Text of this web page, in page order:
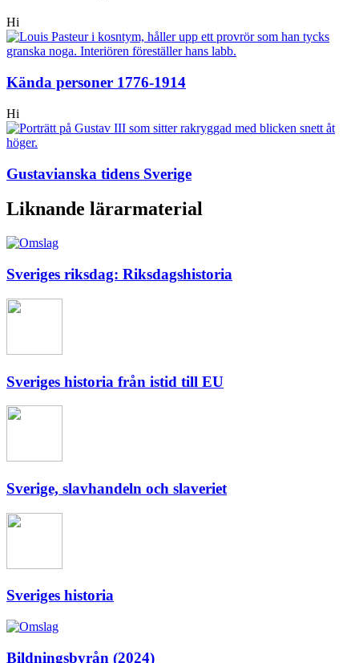
Hi
Kända personer 1776-1914
Hi
Gustavianska tidens Sverige
Liknande lärarmaterial
Sveriges riksdag: Riksdagshistoria
Sveriges historia från istid till EU
Sverige, slavhandeln och slaveriet
Sveriges historia
Bildningsbyrån (2024)